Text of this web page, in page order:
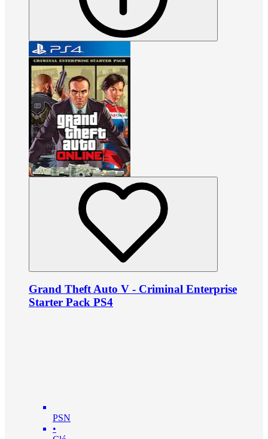
Grand Theft Auto V - Criminal Enterprise
Starter Pack PS4
PSN
•